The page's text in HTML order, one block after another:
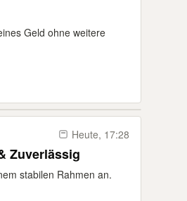
Geld ohne weitere
Heute, 17:28
Zuverlässig
stabilen Rahmen an.